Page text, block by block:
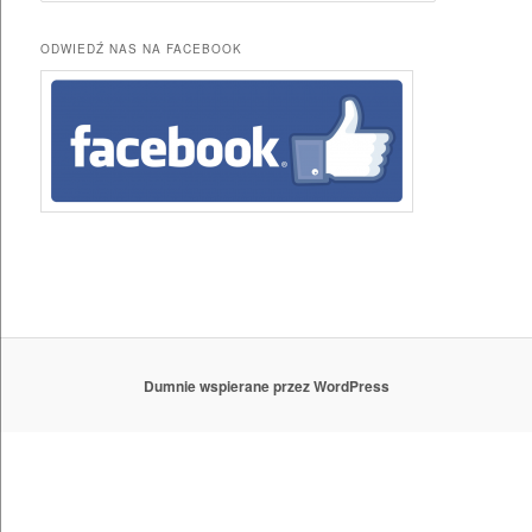
k
a
ODWIEDŹ NAS NA FACEBOOK
Dumnie wspierane przez WordPress